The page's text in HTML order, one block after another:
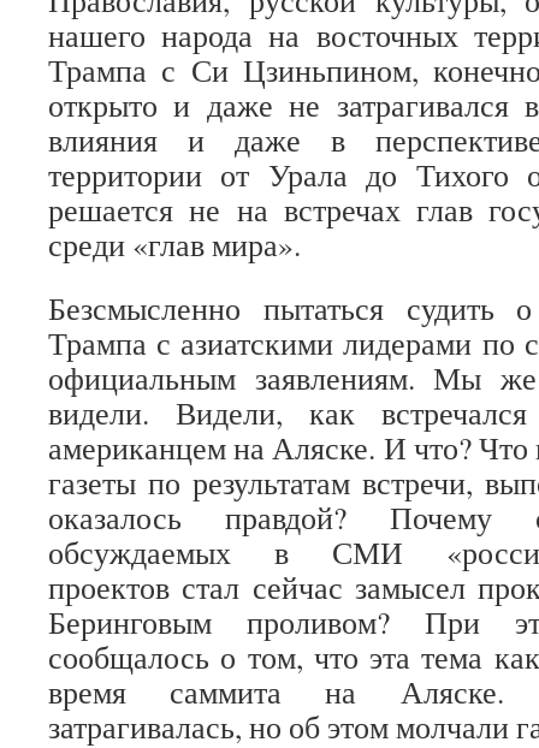
нашего народа на восточных
Трампа с Си Цзиньпином,
открыто и даже не затрагивался
влияния и даже в
территории от Урала до Тихого
решается не на встречах глав
среди «глав мира».
Безсмысленно пытаться судить о
Трампа с азиатскими лидерами по
официальным заявлениям. Мы
видели. Видели, как
американцем на Аляске. И что? Что
газеты по результатам встречи,
оказалось правдой?
обсуждаемых в СМИ
проектов стал сейчас замысел
Беринговым проливом? При
сообщалось о том, что эта тема
время саммита на Аляске.
затрагивалась, но об этом молчали